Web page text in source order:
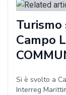
Campo
Si è svolto a
Interreg